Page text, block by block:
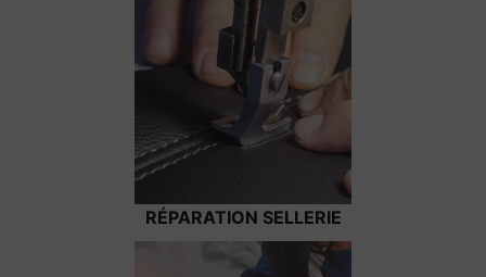
RÉPARATION SELLERIE